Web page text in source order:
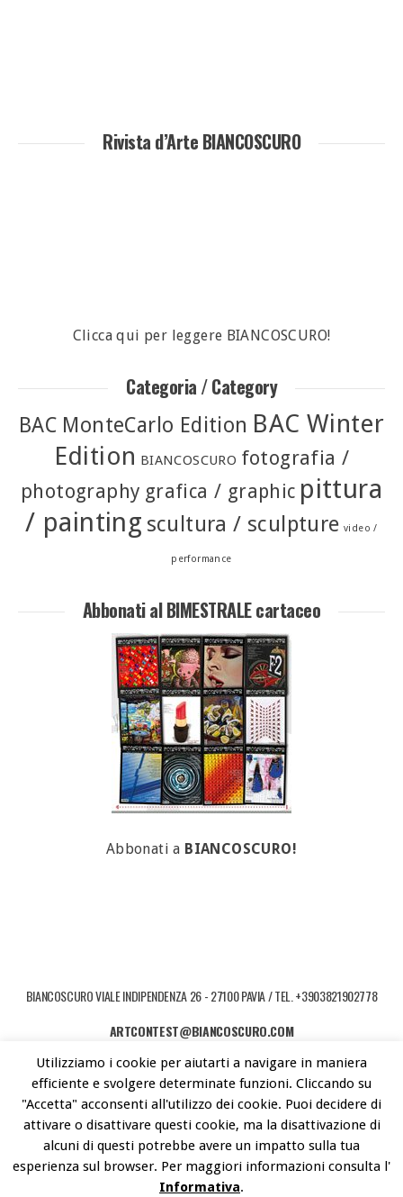
Rivista d’Arte BIANCOSCURO
Clicca qui per leggere BIANCOSCURO!
Categoria / Category
BAC MonteCarlo Edition BAC Winter
Edition BIANCOSCURO fotografia /
photography grafica / graphic pittura
/ painting scultura / sculpture video /
performance
Abbonati al BIMESTRALE cartaceo
Abbonati a BIANCOSCURO!
BIANCOSCURO VIALE INDIPENDENZA 26 - 27100 PAVIA / TEL. +3903821902778
ARTCONTEST@BIANCOSCURO.COM
COPYRIGHT © 2026 ART CONTEST. POWERED BY LIBEREMENTI - IDEE PER
L'ARTE CONTEMPORANEA
Utilizziamo i cookie per aiutarti a navigare in maniera
efficiente e svolgere determinate funzioni. Cliccando su
"Accetta" acconsenti all'utilizzo dei cookie. Puoi decidere di
attivare o disattivare questi cookie, ma la disattivazione di
alcuni di questi potrebbe avere un impatto sulla tua
esperienza sul browser. Per maggiori informazioni consulta l'
Informativa.